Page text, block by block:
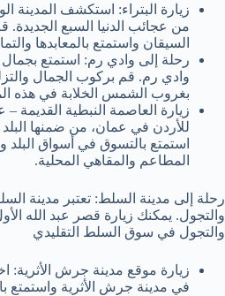
زيارة البتراء: استكشف المدينة
من عجائب الدنيا السبع
السيقان واستمتع بالمعابدها
رحلة إلى وادي رم: استمتع بجمال
وادي رم. قم بركوب الجمال
بغروب الشمس الخلابة في هذه
زيارة العاصمة النبطية القديمة
للأردن في عمان، من ضمنها البلد
استمتع بالتسوق في أسواق البلد
المطاعم والمقاهي المحلية.
رحلة إلى مدينة السلط: تعتبر مدينة
والتجول. يمكنك زيارة قصر عبد الله
والتجول في سوق السلط التقليدي
زيارة موقع مدينة جرش الأثرية:
في مدينة جرش الأثرية واستمتع